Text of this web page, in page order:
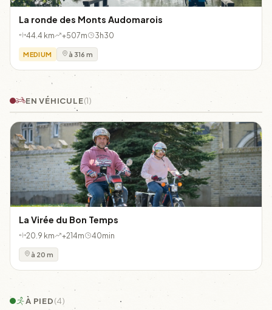
La ronde des Monts Audomarois
44.4 km +507m 3h30
MEDIUM à 316 m
EN VÉHICULE(1)
La Virée du Bon Temps
20.9 km +214m 40min
à 20 m
À PIED(4)